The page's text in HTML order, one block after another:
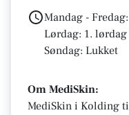
Mandag -
Lørdag: 1.
Søndag: Lukket
Om MediSkin:
MediSkin i Kolding